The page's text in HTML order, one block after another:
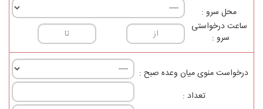
محل سرو :
ساعت درخواستی
سرو :
درخواست منوی ميان وعده صبح :
تعداد :